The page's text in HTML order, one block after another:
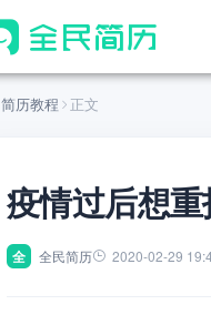
简历教程 正文
疫情过后想
全 全民简历 2020-02-29